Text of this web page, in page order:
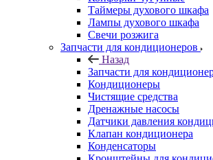
Таймеры духового шкафа
Лампы духового шкафа
Свечи розжига
Запчасти для кондиционеров
Назад
Запчасти для
Кондиционеры
Чистящие средства
Дренажные насосы
Датчики давления
Клапан кондиционера
Конденсаторы